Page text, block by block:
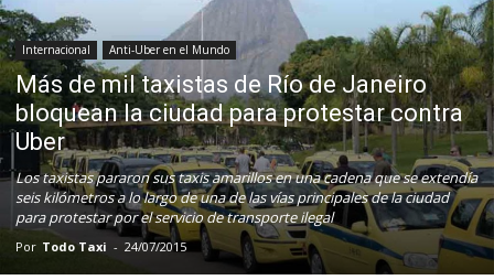
Internacional Anti-Uber en el Mundo
Más de mil taxistas de Río de Janeiro
bloquean la ciudad para protestar contra
Uber
Los taxistas pararon sus taxis amarillos en una cadena que se extendía
seis kilómetros a lo largo de una de las vías principales de la ciudad
para protestar por el servicio de transporte ilegal
Por Todo Taxi - 24/07/2015